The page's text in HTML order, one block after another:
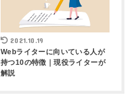
2021.10.19
Webライターに向いている人が
持つ10の特徴｜現役ライターが
解説